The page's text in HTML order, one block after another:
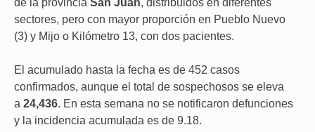
de la provincia San Juan, distribuidos en diferentes
sectores, pero con mayor proporción en Pueblo Nuevo
(3) y Mijo o Kilómetro 13, con dos pacientes.
El acumulado hasta la fecha es de 452 casos
confirmados, aunque el total de sospechosos se eleva
a 24,436. En esta semana no se notificaron defunciones
y la incidencia acumulada es de 9.18.